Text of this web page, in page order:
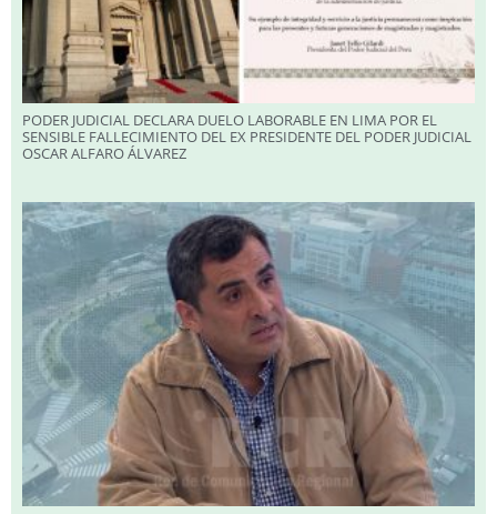
PODER JUDICIAL DECLARA DUELO LABORABLE EN LIMA POR EL
SENSIBLE FALLECIMIENTO DEL EX PRESIDENTE DEL PODER JUDICIAL
OSCAR ALFARO ÁLVAREZ